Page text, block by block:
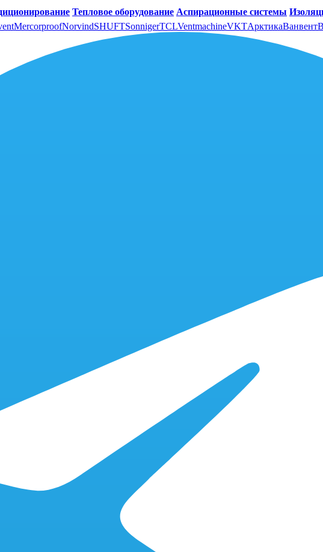
Тепловое оборудование Аспирационные системы
MercorproofNorvindSHUFTSonnigerTCLVentmachineVKTАрктикаВанвент